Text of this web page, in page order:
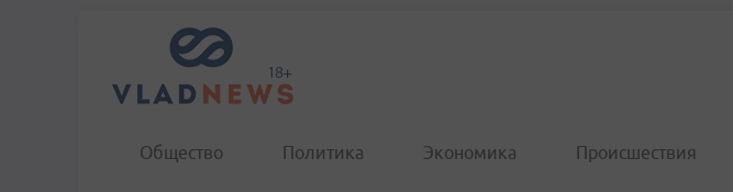
Общество Политика Экономика Происшествия